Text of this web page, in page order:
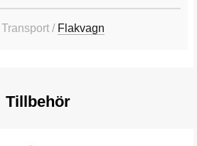
Transport / Flakvagn
Tillbehör